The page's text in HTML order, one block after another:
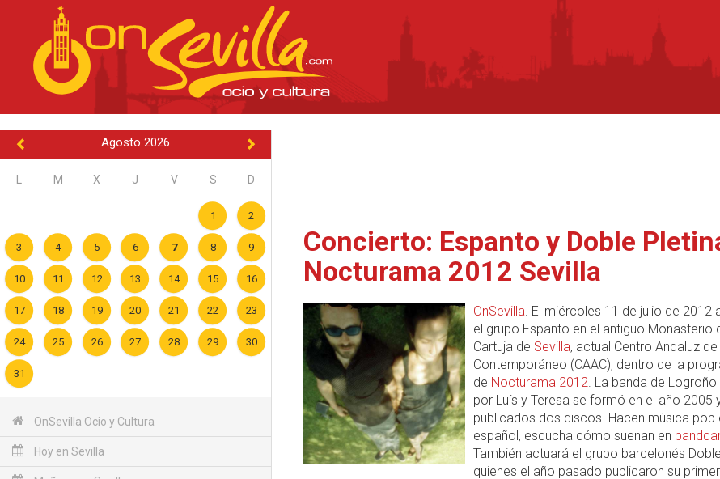
Agosto 2026
M X J V S D
1 2
3 4 5 6 7 8 9
10 11 12 13 14 15 16
17 18 19 20 21 22 23
24 25 26 27 28 29 30
31
OnSevilla Ocio y Cultura
Hoy en Sevilla
Concierto: Espanto y Doble
Nocturama 2012 Sevilla
OnSevilla. El miércoles 11 de julio de 2012
el grupo Espanto en el antiguo Monasterio
Cartuja de Sevilla, actual Centro Andaluz
Contemporáneo (CAAC), dentro de la
de Nocturama 2012. La banda de
por Luís y Teresa se formó en el año 2005
publicados dos discos. Hacen música pop
español, escucha cómo suenan en
También actuará el grupo barcelonés
quienes el año pasado publicaron su